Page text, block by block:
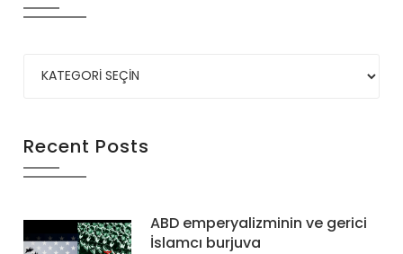
Recent Posts
ABD emperyalizminin ve gerici
İslamcı burjuva